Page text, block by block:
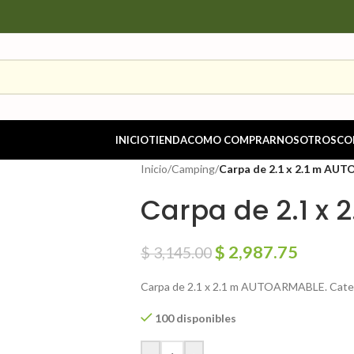
INICIOTIENDACOMO COMPRARNOSOTROS
Inicio/Camping/Carpa de 2.1 x 2.1 m
Carpa de 2.1 x
$3,145.00$ 2,987.75
Carpa de 2.1 x 2.1 m AUTOARMABLE.
100 disponibles